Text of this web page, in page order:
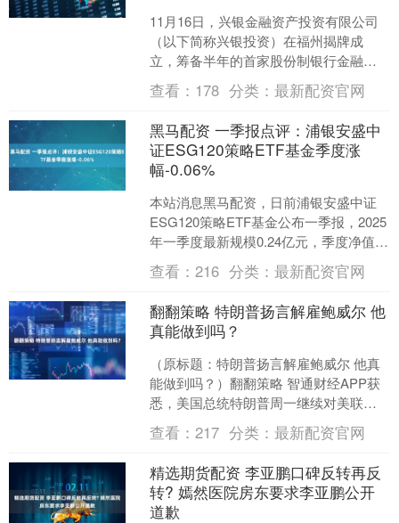
11月16日，兴银金融资产投资有限公司
（以下简称兴银投资）在福州揭牌成
立，筹备半年的首家股份制银行金融资
产投资公司（AIC）正式成立。 根据监管
批复，兴银投资注....
查看： 178 分类：最新配资官网
黑马配资 一季报点评：浦银安盛中
证ESG120策略ETF基金季度涨
幅-0.06%
本站消息黑马配资，日前浦银安盛中证
ESG120策略ETF基金公布一季报，2025
年一季度最新规模0.24亿元，季度净值涨
幅为-0.06%。 从业绩表现来看，浦银....
查看：216 分类：最新配资官网
翻翻策略 特朗普扬言解雇鲍威尔 他
真能做到吗？
（原标题：特朗普扬言解雇鲍威尔 他真
能做到吗？）翻翻策略 智通财经APP获
悉，美国总统特朗普周一继续对美联储
主席杰罗姆·鲍威尔进行口头抨击，原因
是美联储目前拒绝....
查看：217 分类：最新配资官网
精选期货配资 李亚鹏口碑反转再反
转? 嫣然医院房东要求李亚鹏公开
道歉